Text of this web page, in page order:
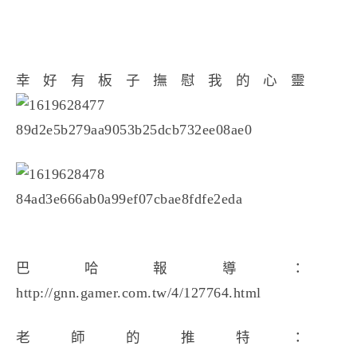
幸好有板子撫慰我的心靈
巴哈報導：
http://gnn.gamer.com.tw/4/127764.html
老師的推特：